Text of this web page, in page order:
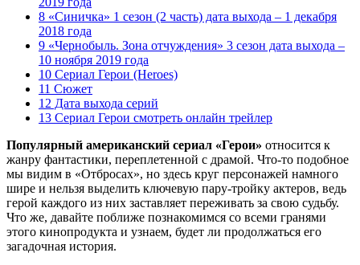
8 «Синичка» 1 сезон (2 часть) дата выхода – 1 декабря
2018 года
9 «Чернобыль. Зона отчуждения» 3 сезон дата выхода –
10 ноября 2019 года
10 Сериал Герои (Heroes)
11 Сюжет
12 Дата выхода серий
13 Сериал Герои смотреть онлайн трейлер
Популярный американский сериал «Герои» относится к
жанру фантастики, переплетенной с драмой. Что-то подобное
мы видим в «Отбросах», но здесь круг персонажей намного
шире и нельзя выделить ключевую пару-тройку актеров, ведь
герой каждого из них заставляет переживать за свою судьбу.
Что же, давайте поближе познакомимся со всеми гранями
этого кинопродукта и узнаем, будет ли продолжаться его
загадочная история.